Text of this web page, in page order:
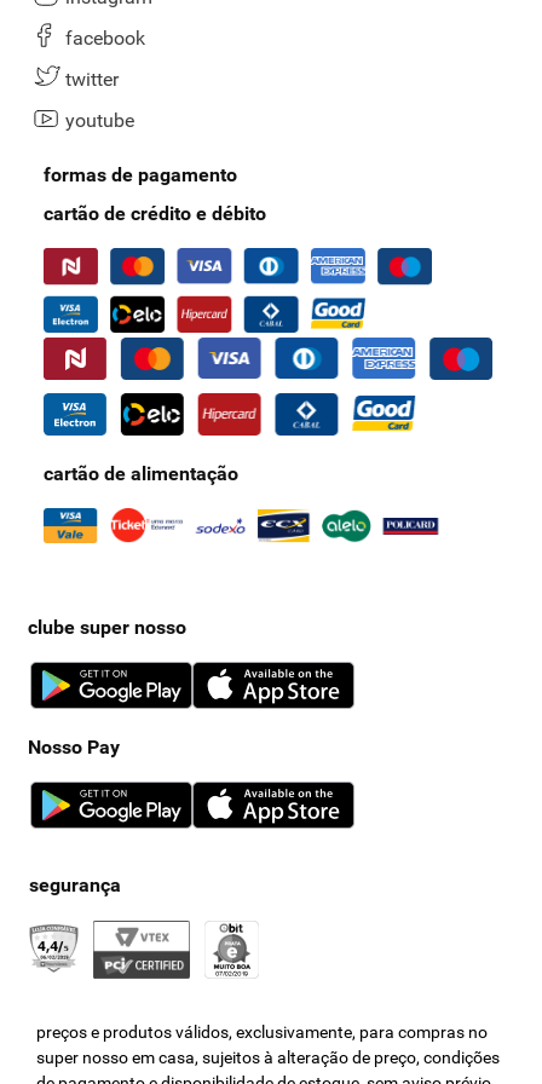
disso, muitas opções são livres de glúten e lactose, atendendo a
necessidades específicas de saúde.
Se deseja ter descontos extras em mais de 40 marcas, conheça o
Clube Supernosso Prime
Qual é o prazo de validade das carnes semiprontas?
As carnes semiprontas, como as iscas de frango ou o kibe
produto e o método de conservação. Por isso, confira a data de
validade indicada nas embalagens e evite consumi-las após o
vencimento.
Utilize ocartão Nosso Paypara ter praticidade, ofertas exclusivas e
descontos especiais nas compras no Supernosso BH. Conheça os
detalhes e solicite o seu!
facebook
twitter
youtube
formas de pagamento
cartão de crédito e débito
cartão de alimentação
clube super nosso
Nosso Pay
preços e produtos válidos, exclusivamente, para compras no
super nosso em casa, sujeitos à alteração de preço, condições